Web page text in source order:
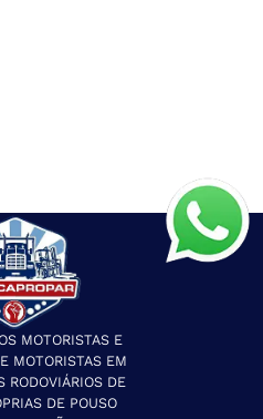
MOTORISTAS E
MOTORISTAS EM
RODOVIÁRIOS DE
DE POUSO